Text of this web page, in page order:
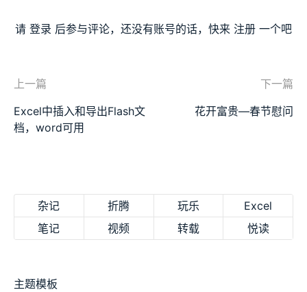
请 登录 后参与评论，还没有账号的话，快来 注册 一个吧
上一篇
Excel中插入和导出Flash文
档，word可用
下一篇
花开富贵—春节慰问
杂记 折腾 玩乐
Excel
笔记
视频 转载 悦读
主题模板